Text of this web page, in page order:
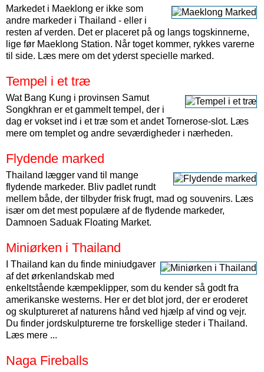
Markedet i Maeklong er ikke som
andre markeder i Thailand - eller i
resten af verden. Det er placeret på og langs togskinnerne,
lige før Maeklong Station. Når toget kommer, rykkes varerne
til side. Læs mere om det yderst specielle marked.
Tempel i et træ
Wat Bang Kung i provinsen Samut
Songkhran er et gammelt tempel, der i
dag er vokset ind i et træ som et andet Tornerose-slot. Læs
mere om templet og andre seværdigheder i nærheden.
Flydende marked
Thailand lægger vand til mange
flydende markeder. Bliv padlet rundt
mellem både, der tilbyder frisk frugt, mad og souvenirs. Læs
især om det mest populære af de flydende markeder,
Damnoen Saduak Floating Market.
Miniørken i Thailand
I Thailand kan du finde miniudgaver
af det ørkenlandskab med
enkeltstående kæmpeklipper, som du kender så godt fra
amerikanske westerns. Her er det blot jord, der er eroderet
og skulptureret af naturens hånd ved hjælp af vind og vejr.
Du finder jordskulpturerne tre forskellige steder i Thailand.
Læs mere ...
Naga Fireballs